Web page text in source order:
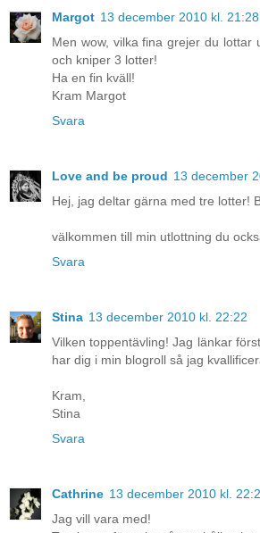
Margot 13 december 2010 kl. 21:28
Men wow, vilka fina grejer du lottar
och kniper 3 lotter!
Ha en fin kväll!
Kram Margot
Svara
Love and be proud 13 december
Hej, jag deltar gärna med tre lotter!
välkommen till min utlottning du
Svara
Stina 13 december 2010 kl. 22:22
Vilken toppentävling! Jag länkar
har dig i min blogroll så jag
Kram,
Stina
Svara
Cathrine 13 december 2010 kl.
Jag vill vara med!